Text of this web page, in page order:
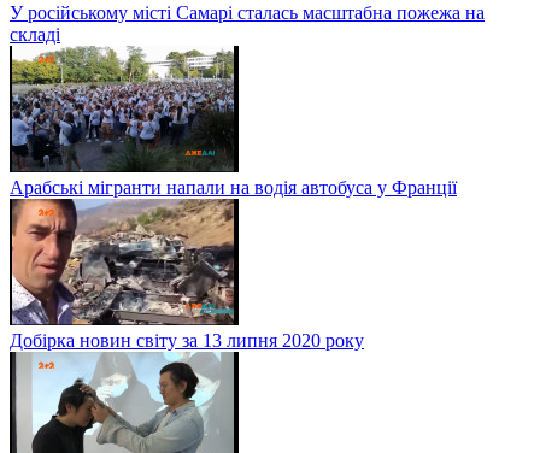
У російському місті Самарі сталась масштабна пожежа на
складі
Арабські мігранти напали на водія автобуса у Франції
Добірка новин світу за 13 липня 2020 року